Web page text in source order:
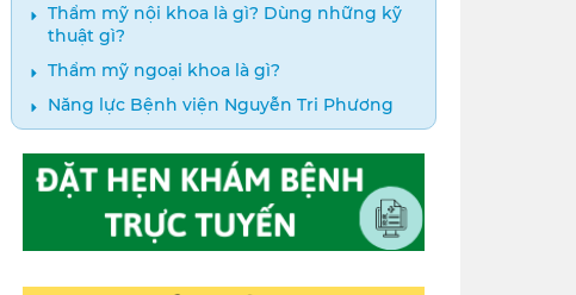
Thẩm mỹ nội khoa là gì? Dùng những kỹ
thuật gì?
Thẩm mỹ ngoại khoa là gì?
Năng lực Bệnh viện Nguyễn Tri Phương